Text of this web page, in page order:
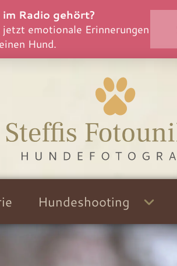
Radio gehört?
jetzt emotionale Erinnerungen
Hund.
Hundeshooting